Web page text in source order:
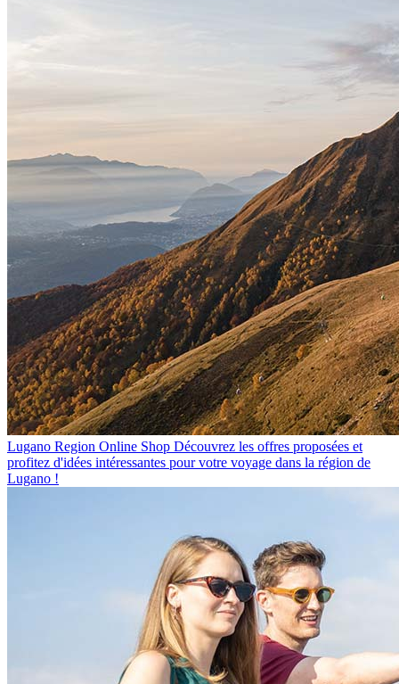
Lugano Region Online Shop Découvrez les offres proposées et
profitez d'idées intéressantes pour votre voyage dans la région de
Lugano !